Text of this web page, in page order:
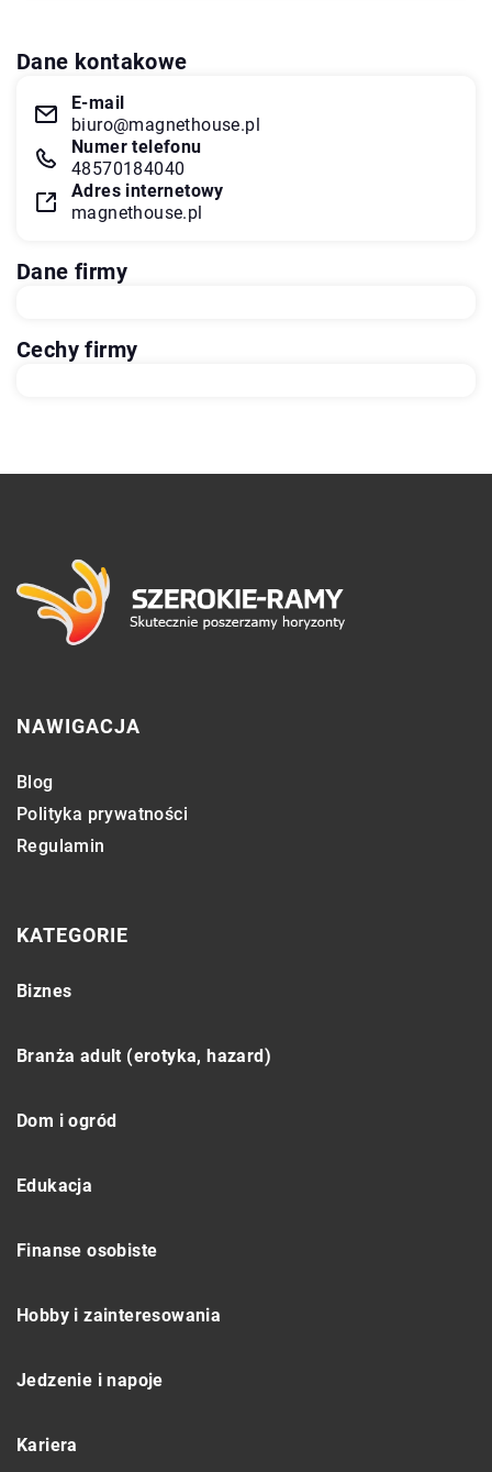
Dane kontakowe
E-mail
biuro@magnethouse.pl
Numer telefonu
48570184040
Adres internetowy
magnethouse.pl
Dane firmy
Cechy firmy
NAWIGACJA
Blog
Polityka prywatności
Regulamin
KATEGORIE
Biznes
Branża adult (erotyka, hazard)
Dom i ogród
Edukacja
Finanse osobiste
Hobby i zainteresowania
Jedzenie i napoje
Kariera